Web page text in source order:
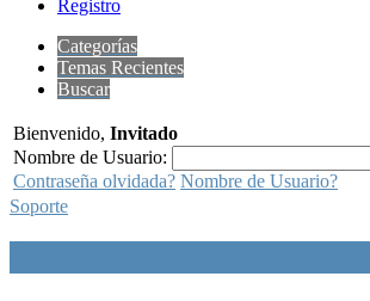
Registro
Categorías
Temas Recientes
Buscar
Bienvenido, Invitado
Nombre de Usuario:
Contraseña olvidada? Nombre de Usuario?
Soporte